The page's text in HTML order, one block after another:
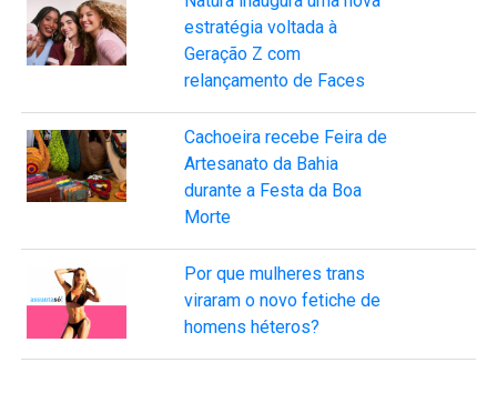
estratégia voltada à
Geração Z com
relançamento de Faces
Cachoeira recebe Feira de
Artesanato da Bahia
durante a Festa da Boa
Morte
Por que mulheres trans
viraram o novo fetiche de
homens héteros?